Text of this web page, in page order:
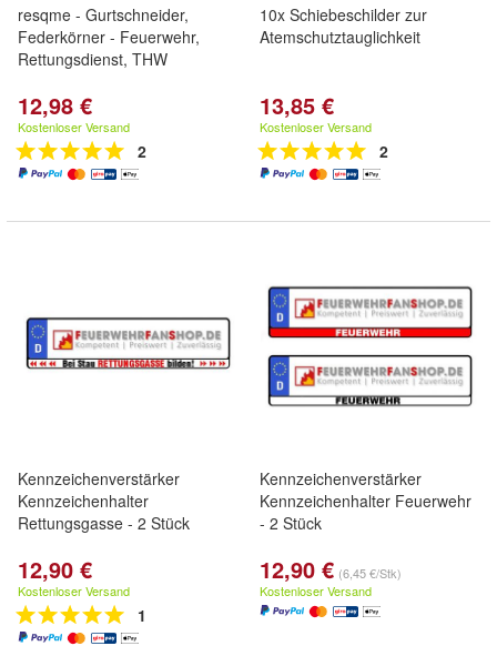
resqme - Gurtschneider,
Federkörner - Feuerwehr,
Rettungsdienst, THW
12,98 €
Kostenloser Versand
2
10x Schiebeschilder zur
Atemschutztauglichkeit
13,85 €
Kostenloser Versand
2
Kennzeichenverstärker
Kennzeichenhalter
Rettungsgasse - 2 Stück
12,90 €
Kostenloser Versand
1
Kennzeichenverstärker
Kennzeichenhalter Feuerwehr
- 2 Stück
12,90 € (6,45 €/Stk)
Kostenloser Versand